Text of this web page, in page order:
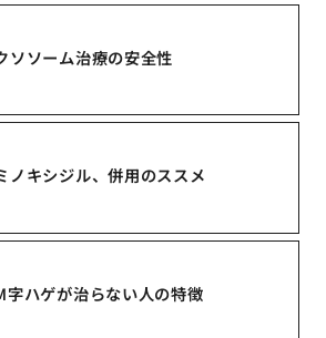
ソソーム治療の安全性
ノキシジル、併用のススメ
字ハゲが治らない人の特徴